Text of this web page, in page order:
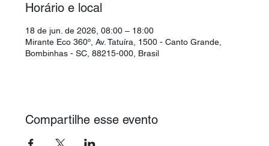
Horário e local
18 de jun. de 2026, 08:00 – 18:00
Mirante Eco 360º, Av. Tatuíra, 1500 - Canto Grande,
Bombinhas - SC, 88215-000, Brasil
Compartilhe esse evento